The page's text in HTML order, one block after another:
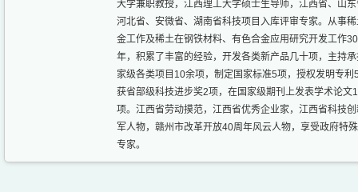
大学兼职教授，江西理工大学硕士生导师，江西省、山
河北省、安微省、湖南省科技项目入库评审专家。从事
金工作及稀土在钢铁材料、有色合金应用研究开发工作
年，积累了丰富的经验，开发各类新产品几十项，主持
家级各类项目10余项，制定国家标准5项，授权发明专利
获省部级科技进步奖2项，在国家级期刊上发表学术论文
项。江西省劳动摸范，江西省优秀企业家，江西省科技
军人物，赣州市改革开放40周年风云人物，享受政府特
专家。